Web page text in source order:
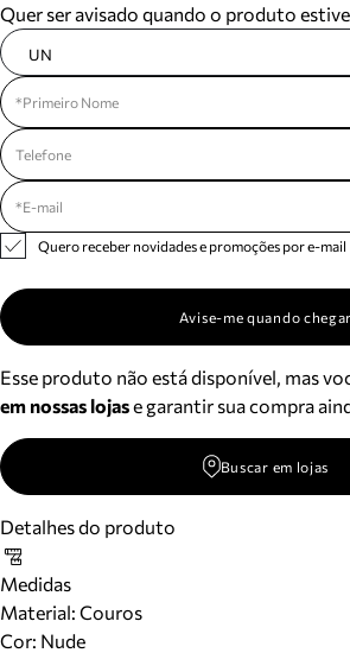
Quer ser avisado quando o produto
UN
Quero receber novidades e promoções por e-mail
Avise-me quando chegar
Esse produto não está disponível, mas
em nossas lojase garantir sua compra
Buscar em lojas
Detalhes do produto
Medidas
Material: Couros
Cor: Nude